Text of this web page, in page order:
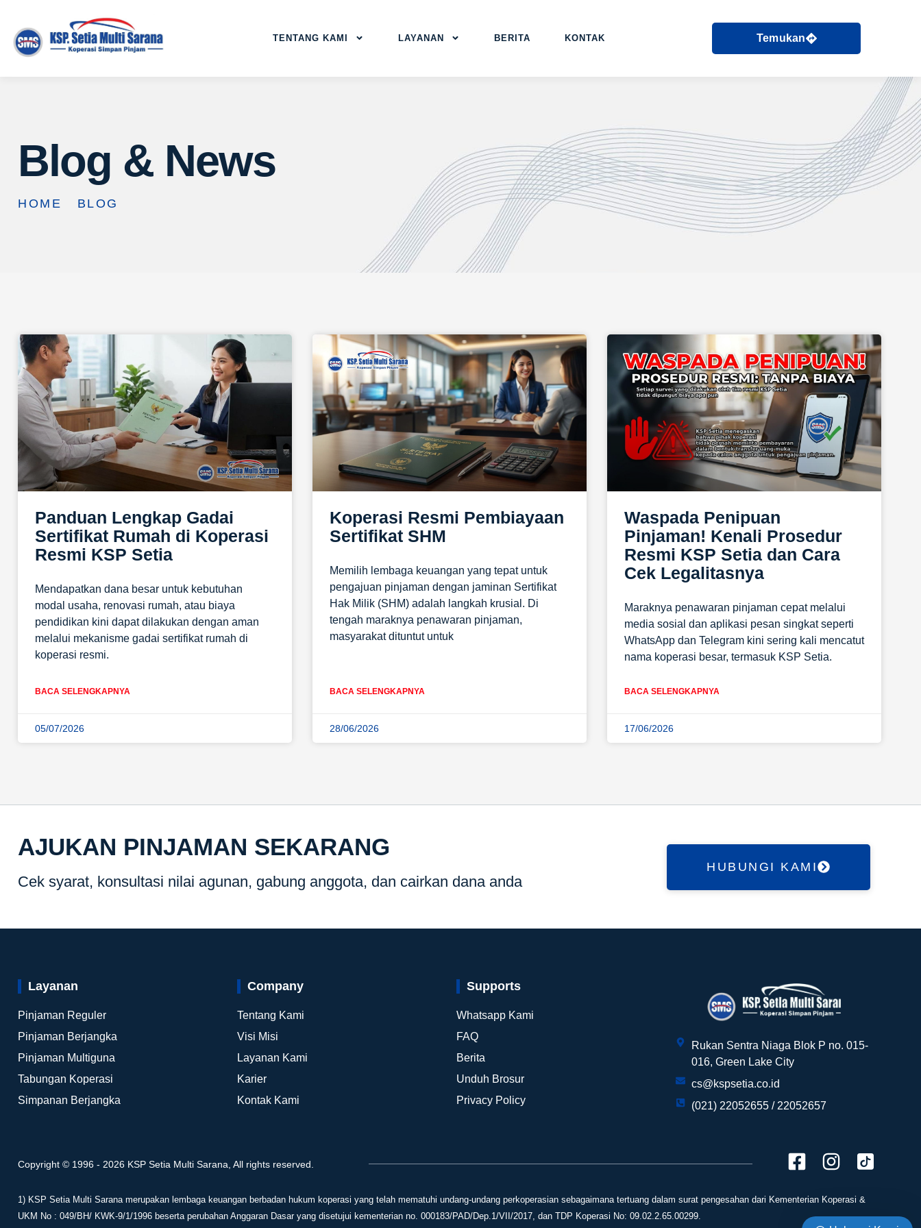
TENTANG KAMI LAYANAN BERITA KONTAK Temukan
Blog & News
HOME BLOG
Panduan Lengkap Gadai
Sertifikat Rumah di Koperasi
Resmi KSP Setia
Mendapatkan dana besar untuk kebutuhan
modal usaha, renovasi rumah, atau biaya
pendidikan kini dapat dilakukan dengan aman
melalui mekanisme gadai sertifikat rumah di
koperasi resmi.
BACA SELENGKAPNYA
05/07/2026
Koperasi Resmi Pembiayaan
Sertifikat SHM
Memilih lembaga keuangan yang tepat untuk
pengajuan pinjaman dengan jaminan Sertifikat
Hak Milik (SHM) adalah langkah krusial. Di
tengah maraknya penawaran pinjaman,
masyarakat dituntut untuk
BACA SELENGKAPNYA
28/06/2026
Waspada Penipuan
Pinjaman! Kenali Prosedur
Resmi KSP Setia dan Cara
Cek Legalitasnya
Maraknya penawaran pinjaman cepat melalui
media sosial dan aplikasi pesan singkat seperti
WhatsApp dan Telegram kini sering kali mencatut
nama koperasi besar, termasuk KSP Setia.
BACA SELENGKAPNYA
17/06/2026
AJUKAN PINJAMAN SEKARANG
Cek syarat, konsultasi nilai agunan, gabung anggota, dan cairkan dana anda
HUBUNGI KAMI
Layanan
Pinjaman Reguler
Pinjaman Berjangka
Pinjaman Multiguna
Tabungan Koperasi
Simpanan Berjangka
Company
Tentang Kami
Visi Misi
Layanan Kami
Karier
Kontak Kami
Supports
Whatsapp Kami
FAQ
Berita
Unduh Brosur
Privacy Policy
Rukan Sentra Niaga Blok P no. 015-
016, Green Lake City
cs@kspsetia.co.id
(021) 22052655 / 22052657
Copyright © 1996 - 2026 KSP Setia Multi Sarana, All rights reserved.
1) KSP Setia Multi Sarana merupakan lembaga keuangan berbadan hukum koperasi yang telah mematuhi undang-undang perkoperasian sebagaimana tertuang dalam surat pengesahan dari Kementerian Koperasi &
UKM No : 049/BH/ KWK-9/1/1996 beserta perubahan Anggaran Dasar yang disetujui kementerian no. 000183/PAD/Dep.1/VII/2017, dan TDP Koperasi No: 09.02.2.65.00299.
Customer Service kami siap melayani
Halo, pak/bu ?